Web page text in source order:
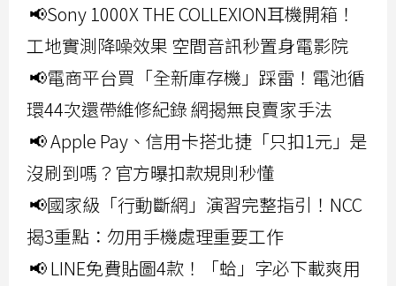
📢Sony 1000X THE COLLEXION耳機開箱！
工地實測降噪效果 空間音訊秒置身電影院
📢電商平台買「全新庫存機」踩雷！電池循
環44次還帶維修紀錄 網揭無良賣家手法
📢 Apple Pay、信用卡搭北捷「只扣1元」是
沒刷到嗎？官方曝扣款規則秒懂
📢國家級「行動斷網」演習完整指引！NCC
揭3重點：勿用手機處理重要工作
📢 LINE免費貼圖4款！「蛤」字必下載爽用